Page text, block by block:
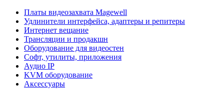
Платы видеозахвата Magewell
Удлинители интерфейса, адаптеры и репитеры
Интернет вещание
Трансляции и продакшн
Оборудование для видеостен
Софт, утилиты, приложения
Аудио IP
KVM оборудование
Аксессуары